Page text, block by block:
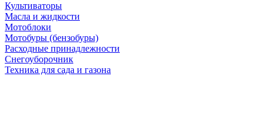
Культиваторы
Масла и жидкости
Мотоблоки
Мотобуры (бензобуры)
Расходные принадлежности
Снегоуборочник
Техника для сада и газона